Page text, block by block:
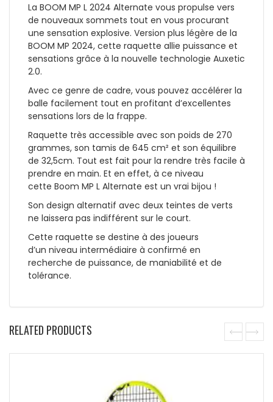
La BOOM MP L 2024 Alternate vous propulse vers
de nouveaux sommets tout en vous procurant
une sensation explosive. Version plus légère de la
BOOM MP 2024, cette raquette allie puissance et
sensations grâce à la nouvelle technologie Auxetic
2.0.
Avec ce genre de cadre, vous pouvez accélérer la
balle facilement tout en profitant d’excellentes
sensations lors de la frappe.
Raquette très accessible avec son poids de 270
grammes, son tamis de 645 cm² et son équilibre
de 32,5cm. Tout est fait pour la rendre très facile à
prendre en main. Et en effet, à ce niveau
cette Boom MP L Alternate est un vrai bijou !
Son design alternatif avec deux teintes de verts
ne laissera pas indifférent sur le court.
Cette raquette se destine à des joueurs
d’un niveau intermédiaire à confirmé en
recherche de puissance, de maniabilité et de
tolérance.
RELATED PRODUCTS